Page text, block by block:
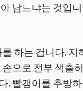
남느냐는 것입
하는 겁니다. 지
으로 전부 색출
. 빨갱이를 추방